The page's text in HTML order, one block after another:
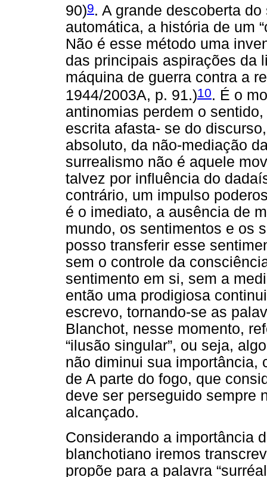
90)9. A grande descoberta
automática, a história de um
Não é esse método uma
das principais aspirações da
máquina de guerra contra a
1944/2003A, p. 91.)10. É o
antinomias perdem o
escrita afasta- se do
absoluto, da não-mediação
surrealismo não é aquele
talvez por influência do
contrário, um impulso
é o imediato, a ausência de
mundo, os sentimentos e os
posso transferir esse
sem o controle da
sentimento em si, sem a
então uma prodigiosa
escrevo, tornando-se as
Blanchot, nesse momento,
“ilusão singular”, ou seja,
não diminui sua importância,
de A parte do fogo, que
deve ser perseguido sempre
alcançado.
Considerando a importância
blanchotiano iremos
propõe para a palavra